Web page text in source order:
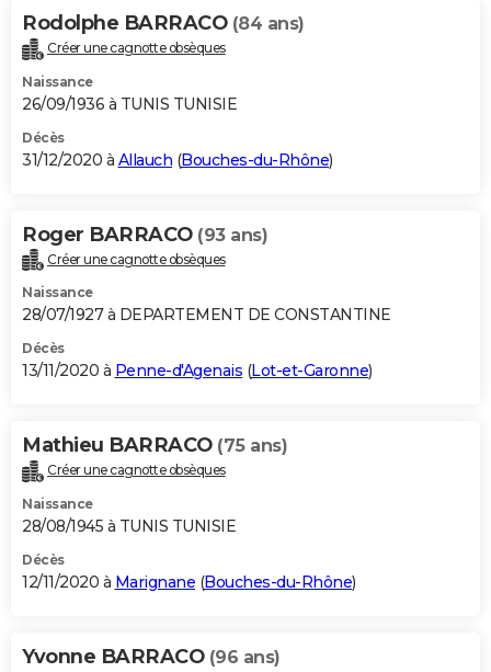
Rodolphe BARRACO (84 ans)
Créer une cagnotte obsèques
Naissance
26/09/1936 à TUNIS TUNISIE
Décès
31/12/2020 à Allauch (Bouches-du-Rhône)
Roger BARRACO (93 ans)
Créer une cagnotte obsèques
Naissance
28/07/1927 à DEPARTEMENT DE CONSTANTINE
Décès
13/11/2020 à Penne-d'Agenais (Lot-et-Garonne)
Mathieu BARRACO (75 ans)
Créer une cagnotte obsèques
Naissance
28/08/1945 à TUNIS TUNISIE
Décès
12/11/2020 à Marignane (Bouches-du-Rhône)
Yvonne BARRACO (96 ans)